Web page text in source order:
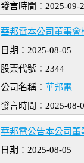
發言時間：2025-09-
華邦電本公司董事
日期：2025-08-05
股票代號：2344
公司名稱： 華邦電
發言時間：2025-08-
華邦電公告本公司
日期：2025-08-05